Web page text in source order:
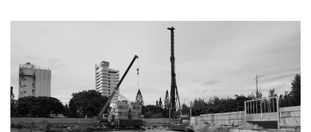
và làm việc hoàn hảo, các sản phẩm nội thất mới
đẹp chất lượng cao.